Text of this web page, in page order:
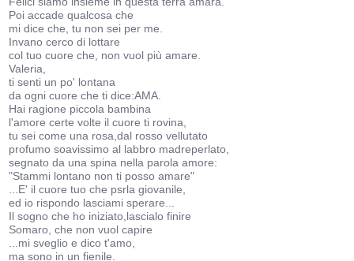
Poi accade qualcosa che
mi dice che, tu non sei per me.
Invano cerco di lottare
col tuo cuore che, non vuol più amare.
Valeria,
ti senti un po' lontana
da ogni cuore che ti dice:AMA.
Hai ragione piccola bambina
l'amore certe volte il cuore ti rovina,
tu sei come una rosa,dal rosso vellutato
profumo soavissimo al labbro madreperlato,
segnato da una spina nella parola amore:
"Stammi lontano non ti posso amare"
...E' il cuore tuo che psrla giovanile,
ed io rispondo lasciami sperare...
Il sogno che ho iniziato,lascialo finire
Somaro, che non vuol capire
...mi sveglio e dico t'amo,
ma sono in un fienile.